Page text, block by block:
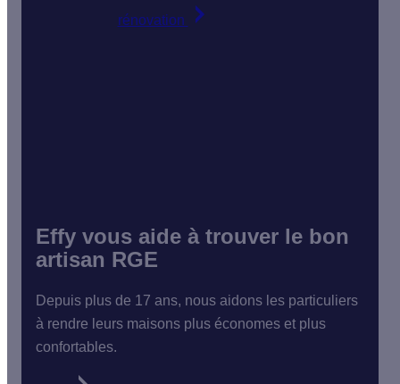
rénovation
Effy vous aide à trouver le bon
artisan RGE
Depuis plus de 17 ans, nous aidons les particuliers
à rendre leurs maisons plus économes et plus
confortables.